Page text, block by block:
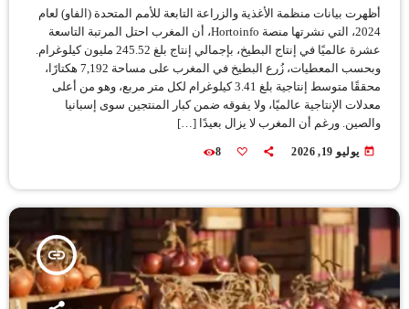
أظهرت بيانات منظمة الأغذية والزراعة التابعة للأمم المتحدة (الفاو) لعام
2024، التي نشرتها منصة Hortoinfo، أن المغرب احتل المرتبة التاسعة
عشرة عالميًا في إنتاج البطيخ، بإجمالي إنتاج بلغ 245.52 مليون كيلوغرام.
وبحسب المعطيات، زُرع البطيخ في المغرب على مساحة 7,192 هكتارًا،
محققًا متوسط إنتاجية بلغ 3.41 كيلوغرام لكل متر مربع، وهو من أعلى
معدلات الإنتاجية عالميًا، ولا يفوقه ضمن كبار المنتجين سوى إسبانيا
والصين. ورغم أن المغرب لا يزال بعيدًا […]
today يوليو 19, 2026 8
insert_link